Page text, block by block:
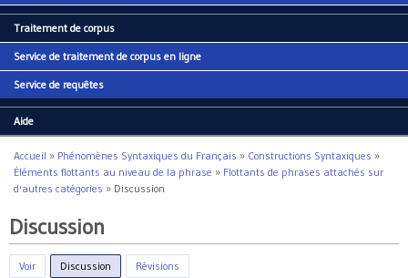
Traitement de corpus
Service de traitement de corpus en ligne
Service de requêtes
Aide
Vous êtes ici
Accueil » Phénomènes Syntaxiques du Français » Constructions Syntaxiques »
Éléments flottants au niveau de la phrase » Flottants de phrases attachés sur
d'autres catégories » Discussion
Discussion
Voir Discussion (onglet actif)
Révisions